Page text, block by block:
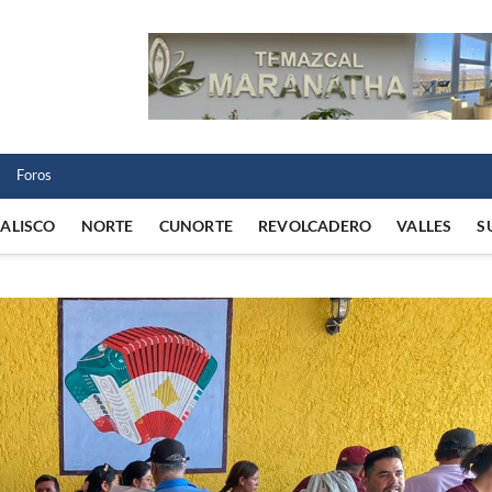
Foros
NORTE CUNORTE REVOLCADERO VALLES